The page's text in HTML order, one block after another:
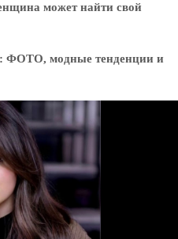
может найти свой